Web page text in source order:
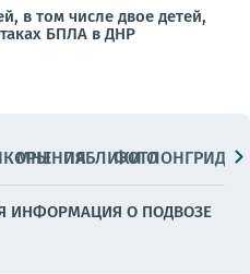
в том числе двое детей,
БПЛА в ДНР
МНЕНИЯПАБЛИКИ
ФОТОЛОНГРИДЫ
ИНФОРМАЦИЯ О ПОДВОЗЕ